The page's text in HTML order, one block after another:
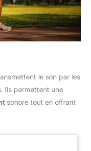
le son par les
Ils permettent une
sonore tout en offrant